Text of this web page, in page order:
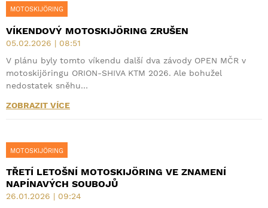
MOTOSKIJÖRING
VÍKENDOVÝ MOTOSKIJÖRING ZRUŠEN
05.02.2026 | 08:51
V plánu byly tomto víkendu další dva závody OPEN MČR v
motoskijöringu ORION-SHIVA KTM 2026. Ale bohužel
nedostatek sněhu…
ZOBRAZIT VÍCE
MOTOSKIJÖRING
TŘETÍ LETOŠNÍ MOTOSKIJÖRING VE ZNAMENÍ
NAPÍNAVÝCH SOUBOJŮ
26.01.2026 | 09:24